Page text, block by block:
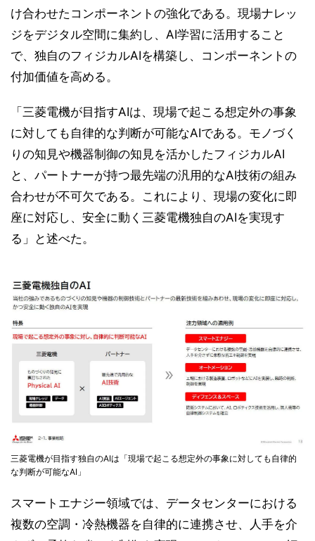
け合わせたコンポーネントの強化である。現場ナレッ
ジをデジタル空間に集約し、AI学習に活用すること
で、独自のフィジカルAIを構築し、コンポーネントの
付加価値を高める。
「三菱電機が目指すAIは、現場で起こる想定外の事象
に対しても自律的な判断が可能なAIである。モノづく
りの知見や機器制御の知見を活かしたフィジカルAI
と、パートナーが持つ最先端の汎用的なAI技術の組み
合わせが不可欠である。これにより、現場の変化に即
座に対応し、安全に動く三菱電機独自のAIを実現す
る」と述べた。
三菱電機が目指す独自のAIは「現場で起こる想定外の事象に対しても自律的
な判断が可能なAI」
スマートエナジー領域では、データセンターにおける
複数の空調・冷熱機器を自律的に連携させ、人手を介